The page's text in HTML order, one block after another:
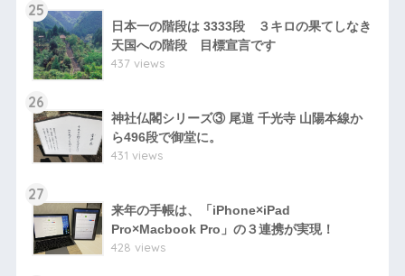
25
日本一の階段は 3333段 ３キロの果てしなき
天国への階段 目標宣言です
437 views
26
神社仏閣シリーズ③ 尾道 千光寺 山陽本線か
ら496段で御堂に。
431 views
27
来年の手帳は、「iPhone×iPad
Pro×Macbook Pro」の３連携が実現！
428 views